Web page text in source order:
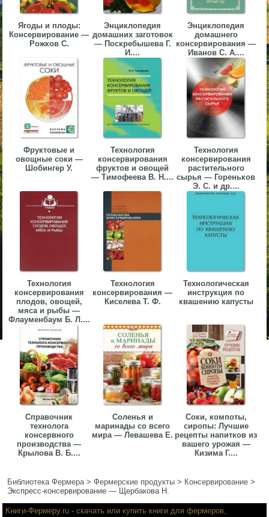
Ягоды и плоды:
Консервирование —
Рожков С.
Энциклопедия
домашних заготовок
— Поскребышева Г.
И....
Энциклопедия
домашнего
консервирования —
Иванов С. А....
Фруктовые и
овощные соки —
Шобингер У.
Технология
консервирования
фруктов и овощей
— Тимофеева В. Н....
Технология
консервирования
растительного
сырья — Гореньков
Э. С. и др....
Технология
консервирования
плодов, овощей,
мяса и рыбы —
Флауменбаум Б. Л....
Технология
консервирования —
Киселева Т. Ф.
Технологическая
инструкция по
квашению капусты
Справочник
технолога
консервного
производства —
Крылова В. Б....
Соленья и
маринады со всего
мира — Левашева Е.
Соки, компоты,
сиропы: Лучшие
рецепты напитков из
вашего урожая —
Кизима Г....
Библиотека Фермера>Фермерские продукты > Консервирование >
Экспресс-консервирование — Щербакова Н.
▼
▼
▼
Книги-Фермеру.ru - скачать или купить книги для фермеров,